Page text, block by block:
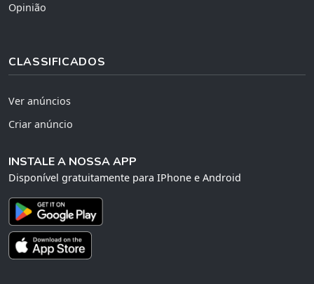
Opinião
CLASSIFICADOS
Ver anúncios
Criar anúncio
INSTALE A NOSSA APP
Disponível gratuitamente para IPhone e Android